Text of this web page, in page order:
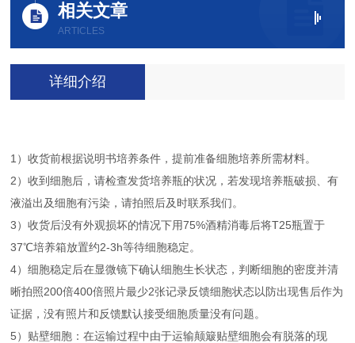
相关文章
ARTICLES
详细介绍
1）收货前根据说明书培养条件，提前准备细胞培养所需材料。
2）收到细胞后，请检查发货培养瓶的状况，若发现培养瓶破损、有
液溢出及细胞有污染，请拍照后及时联系我们。
3）收货后没有外观损坏的情况下用75%酒精消毒后将T25瓶置于
37℃培养箱放置约2-3h等待细胞稳定。
4）细胞稳定后在显微镜下确认细胞生长状态，判断细胞的密度并清
晰拍照200倍400倍照片最少2张记录反馈细胞状态以防出现售后作为
证据，没有照片和反馈默认接受细胞质量没有问题。
5）贴壁细胞：在运输过程中由于运输颠簸贴壁细胞会有脱落的现